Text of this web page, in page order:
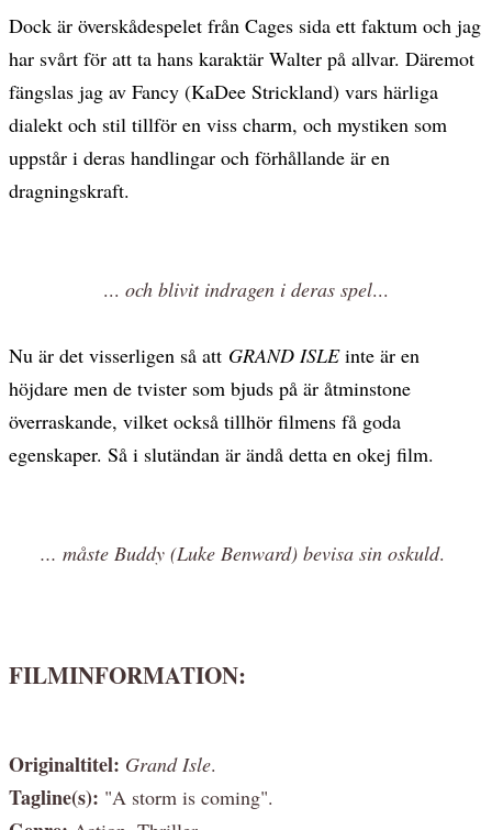
Dock är överskådespelet från Cages sida ett faktum och jag
har svårt för att ta hans karaktär Walter på allvar. Däremot
fängslas jag av Fancy (KaDee Strickland) vars härliga
dialekt och stil tillför en viss charm, och mystiken som
uppstår i deras handlingar och förhållande är en
dragningskraft.
... och blivit indragen i deras spel...
Nu är det visserligen så att GRAND ISLEinte är en
höjdare men de tvister som bjuds på är åtminstone
överraskande, vilket också tillhör filmens få goda
egenskaper. Så i slutändan är ändå detta en okej film.
... måste Buddy (Luke Benward) bevisa sin oskuld.
FILMINFORMATION:
Originaltitel: Grand Isle.
Tagline(s): "A storm is coming".